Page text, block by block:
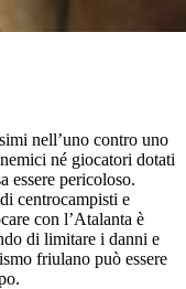
nell’uno contro uno
né giocatori dotati
essere pericoloso.
centrocampisti e
con l’Atalanta è
di limitare i danni e
friulano può essere